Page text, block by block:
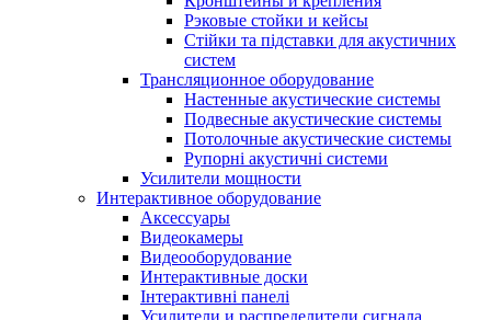
Рэковые стойки и кейсы
Стійки та підставки для акустичних
систем
Трансляционное оборудование
Настенные акустические системы
Подвесные акустические системы
Потолочные акустические системы
Рупорні акустичні системи
Усилители мощности
Интерактивное оборудование
Аксессуары
Видеокамеры
Видеооборудование
Интерактивные доски
Інтерактивні панелі
Усилители и распределители сигнала